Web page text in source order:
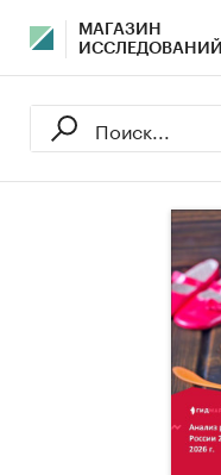
МАГАЗИН
ИССЛЕДОВАНИЙ